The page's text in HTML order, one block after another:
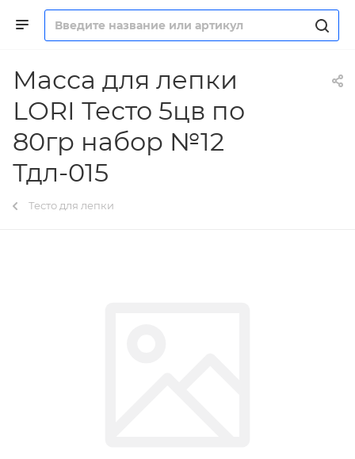
Масса для лепки
LORI Тесто 5цв по
80гр набор №12
Тдл-015
Тесто для лепки